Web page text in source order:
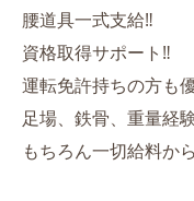
腰道具一式支給‼︎
資格取得サポート‼︎
運転免許持ちの方も
足場、鉄骨、重量経
もちろん一切給料か